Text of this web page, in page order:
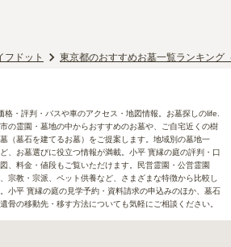
フドット 東京都のおすすめお墓一覧ランキング
・評判・バスや車のアクセス・地図情報。お墓探しのlife.
の霊園・墓地の中からおすすめのお墓や、ご自宅近くの樹
（墓石を建てるお墓）をご提案します。地域別の墓地一
、お墓選びに役立つ情報が満載。小平 寳縁の庭の評判・口
、料金・値段もご覧いただけます。民営霊園・公営霊園
宗教・宗派、ペット供養など、さまざまな特徴から比較し
小平 寳縁の庭の見学予約・資料請求の申込みのほか、墓石
骨の移動先・移す方法についても気軽にご相談ください。